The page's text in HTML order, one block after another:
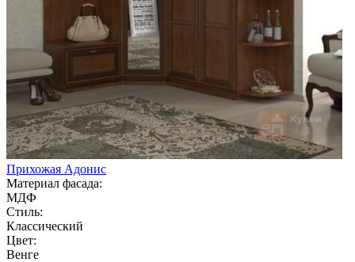
Прихожая Адонис
Материал фасада:
МДФ
Стиль:
Классический
Цвет:
Венге